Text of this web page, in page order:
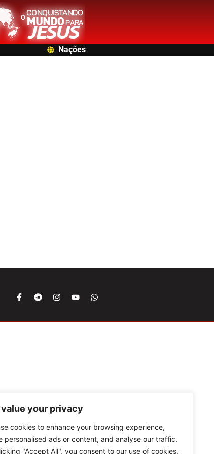
your privacy
cookies to enhance your browsing experience,
personalised ads or content, and analyse our traffic.
"Accept All", you consent to our use of cookies.
Nações